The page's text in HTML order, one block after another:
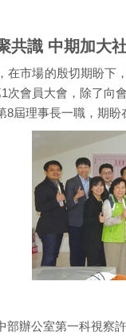
共識 中期加大
在市場的殷切期盼下
次會員大會，除了向
屆理事長一職，期
部辦公室第一科視察